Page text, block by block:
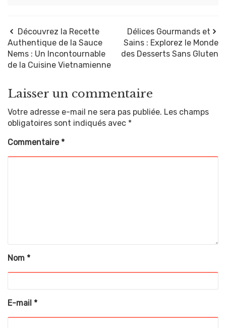
Découvrez la Recette
Authentique de la Sauce
Nems : Un Incontournable
de la Cuisine Vietnamienne
Délices Gourmands et
Sains : Explorez le Monde
des Desserts Sans Gluten
Laisser un commentaire
Votre adresse e-mail ne sera pas publiée. Les champs
obligatoires sont indiqués avec *
Commentaire *
Nom *
E-mail *